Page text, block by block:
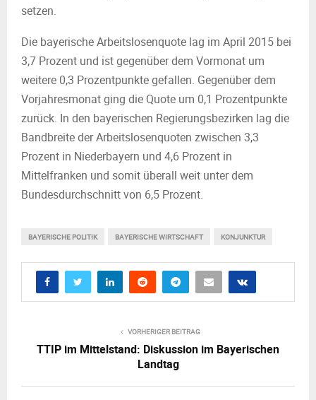
setzen.
Die bayerische Arbeitslosenquote lag im April 2015 bei
3,7 Prozent und ist gegenüber dem Vormonat um
weitere 0,3 Prozentpunkte gefallen. Gegenüber dem
Vorjahresmonat ging die Quote um 0,1 Prozentpunkte
zurück. In den bayerischen Regierungsbezirken lag die
Bandbreite der Arbeitslosenquoten zwischen 3,3
Prozent in Niederbayern und 4,6 Prozent in
Mittelfranken und somit überall weit unter dem
Bundesdurchschnitt von 6,5 Prozent.
BAYERISCHE POLITIK BAYERISCHE WIRTSCHAFT KONJUNKTUR
VORHERIGER BEITRAG
TTIP im Mittelstand: Diskussion im Bayerischen
Landtag